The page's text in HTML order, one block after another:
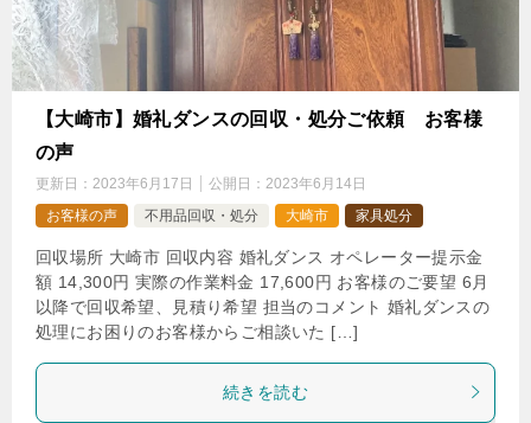
【大崎市】婚礼ダンスの回収・処分ご依頼 お客様
の声
更新日： 2023年6月17日 公開日： 2023年6月14日
お客様の声
不用品回収・処分 大崎市 家具処分
回収場所 大崎市 回収内容 婚礼ダンス オペレーター提示金
額 14,300円 実際の作業料金 17,600円 お客様のご要望 6月
以降で回収希望、見積り希望 担当のコメント 婚礼ダンスの
処理にお困りのお客様からご相談いた […]
続きを読む